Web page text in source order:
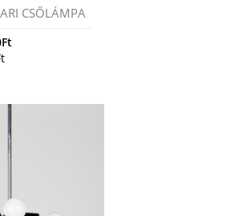
CSŐLÁMPA
Ft